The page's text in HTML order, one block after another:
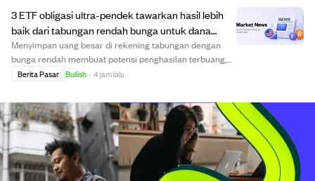
3 ETF obligasi ultra-pendek tawarkan hasil lebih
baik dari tabungan rendah bunga untuk dana
darurat.
Menyimpan uang besar di rekening tabungan dengan
bunga rendah membuat potensi penghasilan terbuang,
terutama saat suku bunga naik. Tiga ETF obligasi ultra-
iShares Treasury Floating Rate Bond ETF (TFLO...
Berita Pasar Bullish · 4 jam lalu